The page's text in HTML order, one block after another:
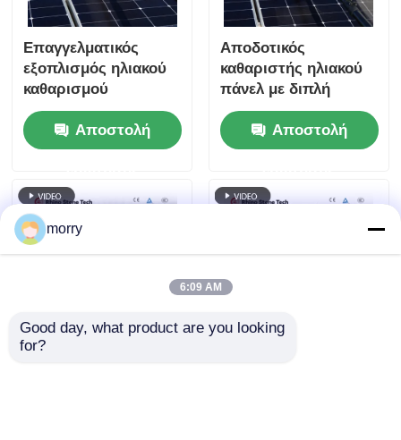
Επαγγελματικός
εξοπλισμός ηλιακού
καθαρισμού
Ηλεκτρική
περιστρεφόμενη
βούρτσα καθαρισμού
πάνελ
Αποστολή
Αποδοτικός
καθαριστής ηλιακού
πάνελ με διπλή
ενέργεια
Αποστολή
morry
6:09 AM
Good day, what product are you looking
for?